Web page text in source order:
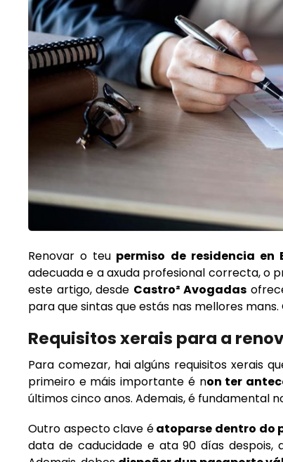
Renovar o teu permiso de residencia en
adecuada e a axuda profesional correcta, o
este artigo, desde Castro² Avogadas
para que sintas que estás nas mellores
Requisitos xerais para a
Para comezar, hai algúns requisitos xerais
primeiro e máis importante é non ter
últimos cinco anos. Ademais, é fundamental
Outro aspecto clave éatoparse dentro do
data de caducidade e ata 90 días despois,